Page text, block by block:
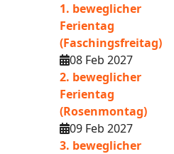
1. beweglicher
Ferientag
(Faschingsfreitag)
08 Feb 2027
2. beweglicher
Ferientag
(Rosenmontag)
09 Feb 2027
3. beweglicher